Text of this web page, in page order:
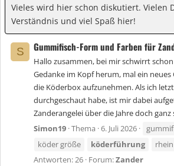
Vieles wird hier schon diskutiert. Vielen
Verständnis und viel Spaß hier!
S Gummifisch-Form und Farben für
Hallo zusammen, bei mir schwirrt
Gedanke im Kopf herum, mal ein
die Köderbox aufzunehmen. Als ich
durchgeschaut habe, ist mir dabei
Zanderangelei über die Jahre doch
Simon19 Thema 6. Juli 2026
köder größe
köderführung rhein
Antworten: 26 Forum:Zander